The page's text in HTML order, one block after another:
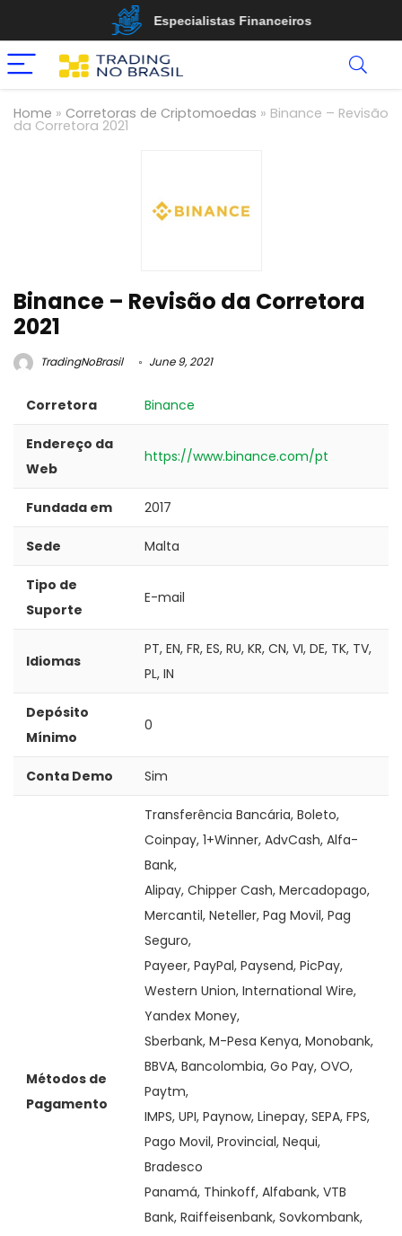
Melhores Corretoras
Home » Corretoras de Criptomoedas » Binance – Revisão
da Corretora 2021
Binance – Revisão da Corretora
2021
TradingNoBrasil June 9, 2021
Corretora Binance
Endereço da
Web
https://www.binance.com/pt
Fundada em 2017
Sede Malta
Tipo de
Suporte
E-mail
Idiomas
PT, EN, FR, ES, RU, KR, CN, VI, DE, TK, TV,
PL, IN
Depósito
Mínimo
0
Conta Demo Sim
Métodos de
Pagamento
Transferência Bancária, Boleto,
Coinpay, 1+Winner, AdvCash, Alfa-
Bank,
Alipay, Chipper Cash, Mercadopago,
Mercantil, Neteller, Pag Movil, Pag
Seguro,
Payeer, PayPal, Paysend, PicPay,
Western Union, International Wire,
Yandex Money,
Sberbank, M-Pesa Kenya, Monobank,
BBVA, Bancolombia, Go Pay, OVO,
Paytm,
IMPS, UPI, Paynow, Linepay, SEPA, FPS,
Pago Movil, Provincial, Nequi,
Bradesco
Panamá, Thinkoff, Alfabank, VTB
Bank, Raiffeisenbank, Sovkombank,